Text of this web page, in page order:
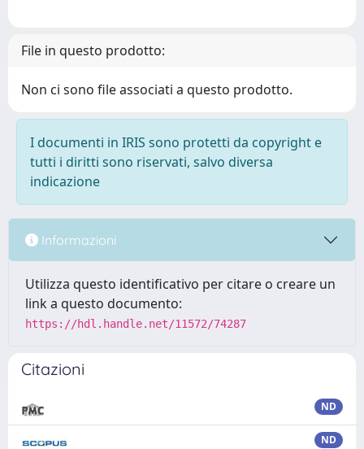
File in questo prodotto:
Non ci sono file associati a questo prodotto.
I documenti in IRIS sono protetti da copyright e
tutti i diritti sono riservati, salvo diversa
indicazione
Informazioni
Utilizza questo identificativo per citare o creare un
link a questo documento:
https://hdl.handle.net/11572/74287
Citazioni
ND
ND